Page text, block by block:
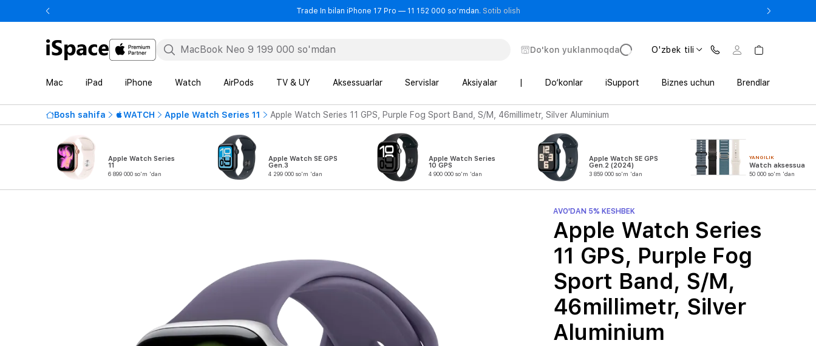
Trade In bilan iPhone 17 Pro — 11 152 000 so‘mdan. Sotib olish- Trade In bilan iPhone 17 Pro — 11 152 000 so‘mdan.
Do'kon yuklanmoqda O'zbek tili
Mac iPad iPhone Watch AirPods TV & UY Aksessuarlar Servislar Aksiyalar Do‘konlar iSupport Biznes uchun Brendlar
Bosh sahifa WATCH Apple Watch Series 11 Apple Watch Series 11 GPS, Purple Fog Sport Band, S/M, 46millimetr, Silver Aluminium
Apple Watch Series
11
6 899 000 so'm 'dan
Apple Watch SE GPS
Gen.3
4 299 000 so'm 'dan
Apple Watch Series
10 GPS
4 900 000 so'm 'dan
Apple Watch SE GPS
Gen.2 (2024)
3 859 000 so'm 'dan
YANGILIK
Watch
50 000 so'm 'dan
AVO'DAN 5% KESHBEK
Apple Watch Series
11 GPS, Purple Fog
Sport Band, S/M,
46millimetr, Silver
Aluminium